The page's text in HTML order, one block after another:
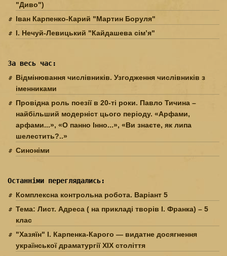
"Диво")
Іван Карпенко-Карий "Мартин Боруля"
І. Нечуй-Левицький "Кайдашева сім’я"
За весь час:
Відмінювання числівників. Узгодження числівників з
іменниками
Провідна роль поезії в 20-ті роки. Павло Тичина –
найбільший модерніст цього періоду. «Арфами,
арфами...», «О панно Інно...», «Ви знаєте, як липа
шелестить?..»
Синоніми
Останніми переглядались:
Комплексна контрольна робота. Варіант 5
Тема: Лист. Адреса ( на прикладі творів І. Франка) – 5
клас
"Хазяїн" І. Карпенка-Карого — видатне досягнення
української драматургії XIX століття